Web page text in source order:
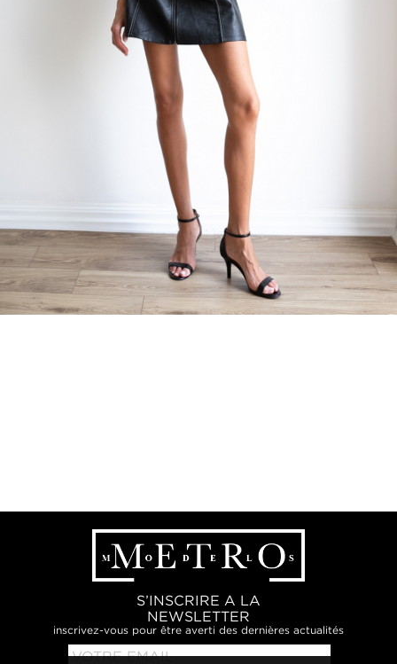
S’INSCRIRE A LA
NEWSLETTER
inscrivez-vous pour être averti des dernières actualités